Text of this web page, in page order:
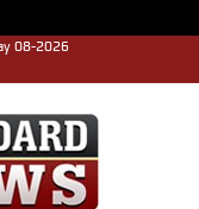
08-2026